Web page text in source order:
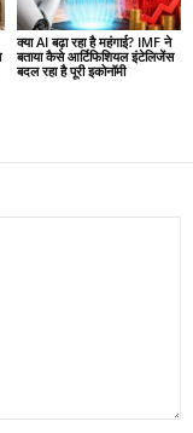
क्या AI बढ़ा रहा है महंगाई? IMF ने
बताया कैसे आर्टिफिशियल इंटेलिजेंस
बदल रहा है पूरी इकोनॉमी